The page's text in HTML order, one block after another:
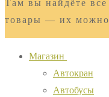
Там вы найдёте
товары — их можно
Магазин
Автокран
Автобусы